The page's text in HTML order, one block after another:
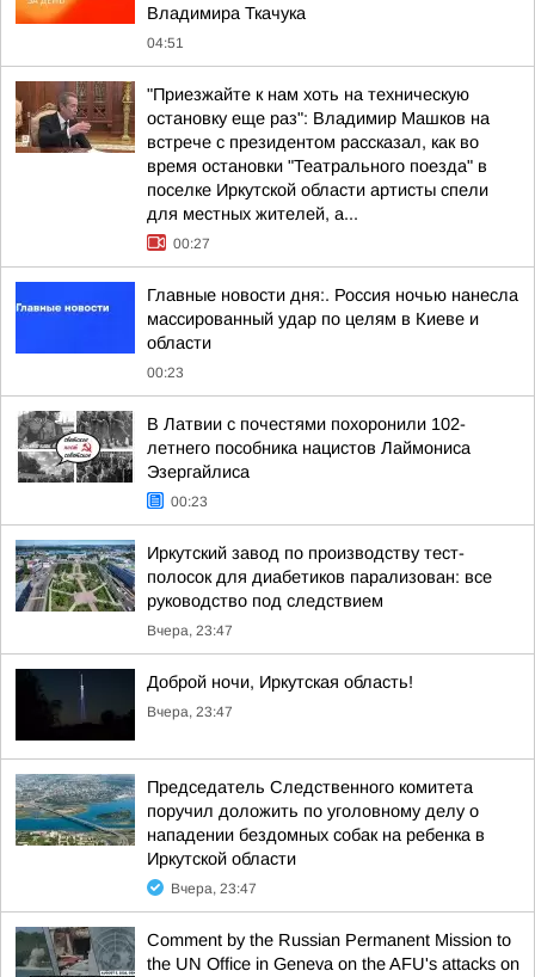
Владимира Ткачука
04:51
"Приезжайте к нам хоть на техническую
остановку еще раз": Владимир Машков на
встрече с президентом рассказал, как во
время остановки "Театрального поезда" в
поселке Иркутской области артисты спели
для местных жителей, а...
00:27
Главные новости дня:. Россия ночью нанесла
массированный удар по целям в Киеве и
области
00:23
В Латвии с почестями похоронили 102-
летнего пособника нацистов Лаймониса
Эзергайлиса
00:23
Иркутский завод по производству тест-
полосок для диабетиков парализован: все
руководство под следствием
Вчера, 23:47
Доброй ночи, Иркутская область!
Вчера, 23:47
Председатель Следственного комитета
поручил доложить по уголовному делу о
нападении бездомных собак на ребенка в
Иркутской области
Вчера, 23:47
Comment by the Russian Permanent Mission to
the UN Office in Geneva on the AFU's attacks on